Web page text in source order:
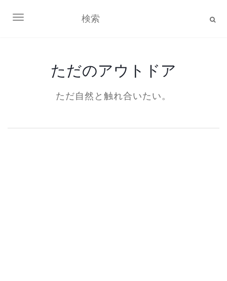
ナビゲーション切り替え
ただのアウトドア
ただ自然と触れ合いたい。